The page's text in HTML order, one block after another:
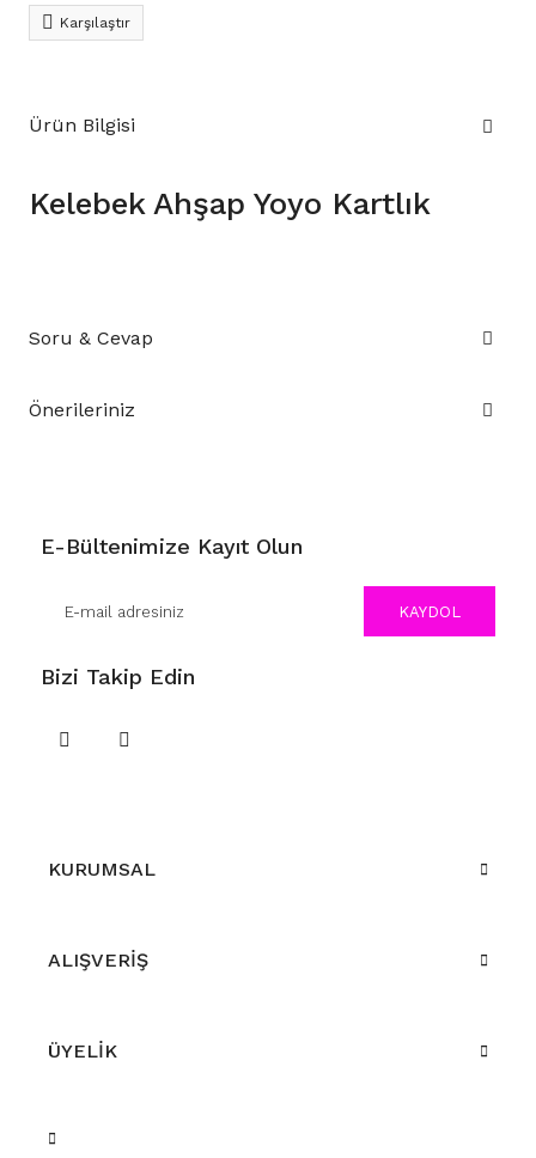
Karşılaştır
Ürün Bilgisi
Kelebek Ahşap Yoyo Kartlık
Soru & Cevap
Önerileriniz
E-Bültenimize Kayıt Olun
KAYDOL
Bizi Takip Edin
KURUMSAL
ALIŞVERİŞ
ÜYELİK